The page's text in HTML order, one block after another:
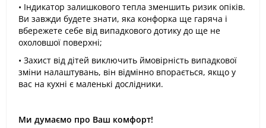
• Індикатор залишкового тепла зменшить ризик опіків.
Ви завжди будете знати, яка конфорка ще гаряча і
вбережете себе від випадкового дотику до ще не
охоловшої поверхні;
• Захист від дітей виключить ймовірність випадкової
зміни налаштувань, він відмінно впорається, якщо у
вас на кухні є маленькі дослідники.
Ми думаємо про Ваш комфорт!